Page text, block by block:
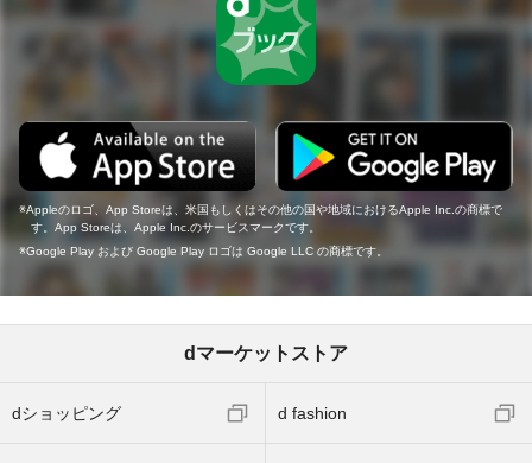
Appleのロゴ、App Storeは、米国もしくはその他の国や地域におけるApple Inc.の商標で
す。App Storeは、Apple Inc.のサービスマークです。
Google Play および Google Play ロゴは Google LLC の商標です。
dマーケットストア
dショッピング d fashion